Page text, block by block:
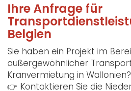
Ihre Anfrage für
Belgien
Sie haben ein Projekt im
außergewöhnlicher
Kranvermietung in Wallonien?
👉 Kontaktieren Sie die